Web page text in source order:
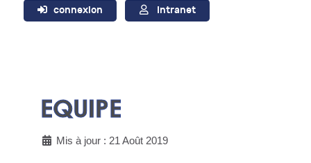
connexion Intranet
EQUIPE
Mis à jour : 21 Août 2019